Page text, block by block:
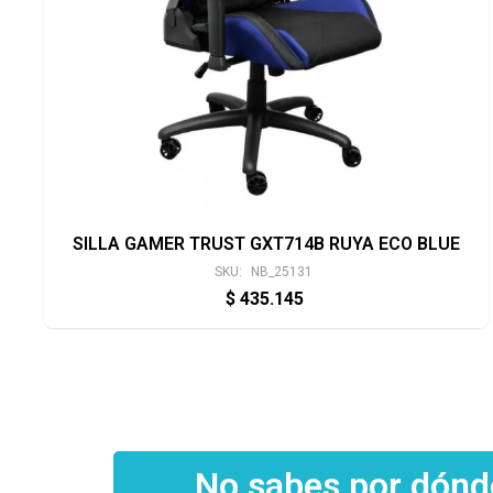
SILLA GAMER TRUST GXT714B RUYA ECO BLUE
SKU: NB_25131
$ 435.145